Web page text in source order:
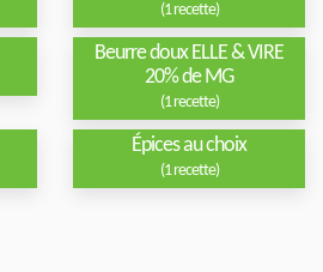
(1 recette)
Beurre doux ELLE & VIRE
20% de MG
(1 recette)
Épices au choix
(1 recette)